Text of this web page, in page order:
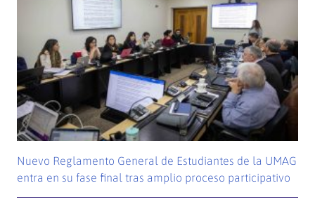
Nuevo Reglamento General de Estudiantes de la UMAG
entra en su fase final tras amplio proceso participativo